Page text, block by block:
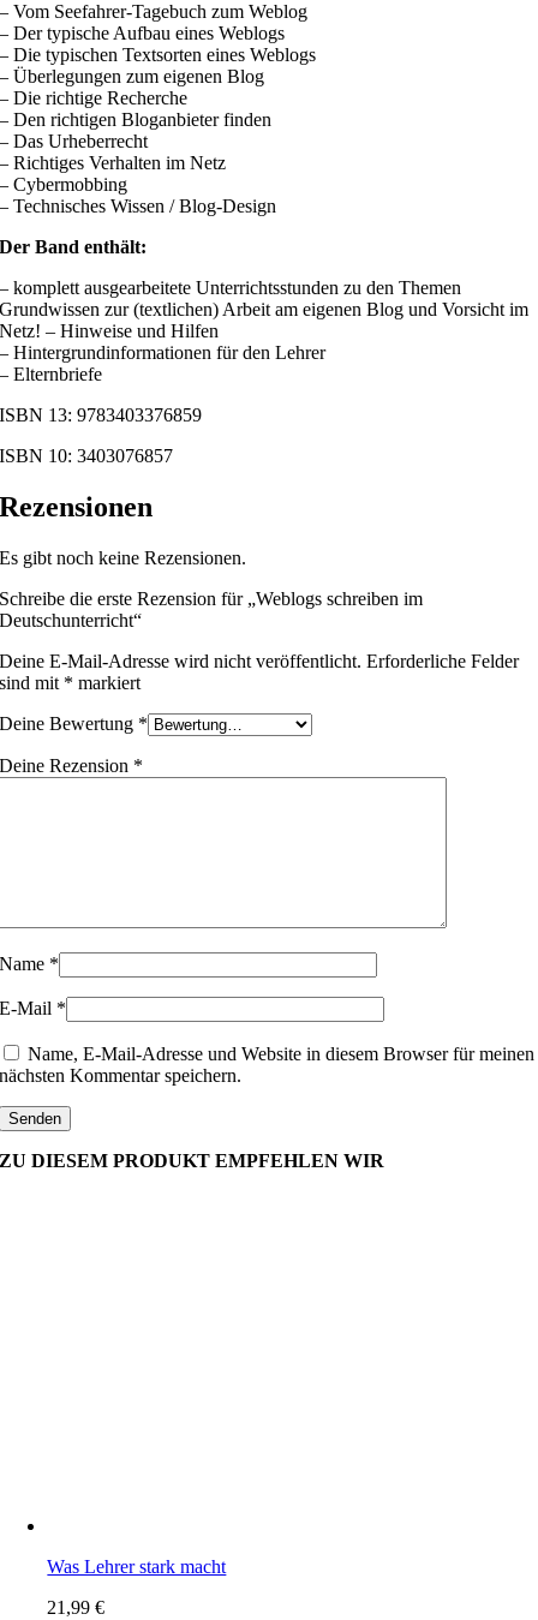
– Vom Seefahrer-Tagebuch zum Weblog
– Der typische Aufbau eines Weblogs
– Die typischen Textsorten eines Weblogs
– Überlegungen zum eigenen Blog
– Die richtige Recherche
– Den richtigen Bloganbieter finden
– Das Urheberrecht
– Richtiges Verhalten im Netz
– Cybermobbing
– Technisches Wissen / Blog-Design
Der Band enthält:
– komplett ausgearbeitete Unterrichtsstunden zu den Themen
Grundwissen zur (textlichen) Arbeit am eigenen Blog und Vorsicht im
Netz! – Hinweise und Hilfen
– Hintergrundinformationen für den Lehrer
– Elternbriefe
ISBN 13: 9783403376859
ISBN 10: 3403076857
Rezensionen
Es gibt noch keine Rezensionen.
Schreibe die erste Rezension für „Weblogs schreiben im
Deutschunterricht“
Deine E-Mail-Adresse wird nicht veröffentlicht. Erforderliche Felder
sind mit * markiert
Deine Bewertung *
Deine Rezension *
Name *
E-Mail *
Name, E-Mail-Adresse und Website in diesem Browser für meinen
nächsten Kommentar speichern.
ZU DIESEM PRODUKT EMPFEHLEN WIR
Was Lehrer stark macht
21,99€